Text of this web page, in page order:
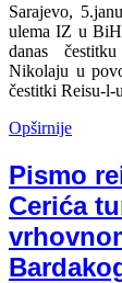
Sarajevo,
ulema IZ u
danas čestitku
Nikolaju u
čestitki Reisu-l-
Opširnije
Pismo
Cerića